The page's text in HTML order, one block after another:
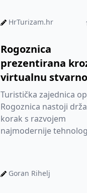
hrvatskog kopna koji...
HrTurizam.hr
Rogoznica
prezentirana
virtualnu
Turistička zajednica
Rogoznica nastoji
korak s razvojem
najmodernije
Goran Rihelj